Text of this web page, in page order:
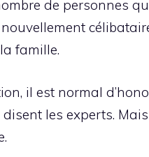
de personnes
famille.
il est normal
les experts.